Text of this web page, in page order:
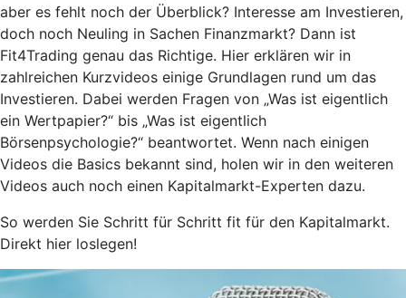
aber es fehlt noch der Überblick? Interesse am Investieren,
doch noch Neuling in Sachen Finanzmarkt? Dann ist
Fit4Trading genau das Richtige. Hier erklären wir in
zahlreichen Kurzvideos einige Grundlagen rund um das
Investieren. Dabei werden Fragen von „Was ist eigentlich
ein Wertpapier?“ bis „Was ist eigentlich
Börsenpsychologie?“ beantwortet. Wenn nach einigen
Videos die Basics bekannt sind, holen wir in den weiteren
Videos auch noch einen Kapitalmarkt-Experten dazu.
So werden Sie Schritt für Schritt fit für den Kapitalmarkt.
Direkt hier loslegen!